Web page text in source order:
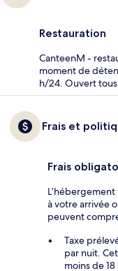
Restauration
CanteenM -
moment de
h/24. Ouvert tous
Frais et
Frais
à votre arrivée
peuvent
Taxe
par nuit.
moins de 18